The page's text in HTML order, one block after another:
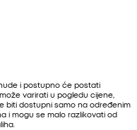
i postupno će postati
varirati u pogledu cijene,
biti dostupni samo na određenim
i mogu se malo razlikovati od